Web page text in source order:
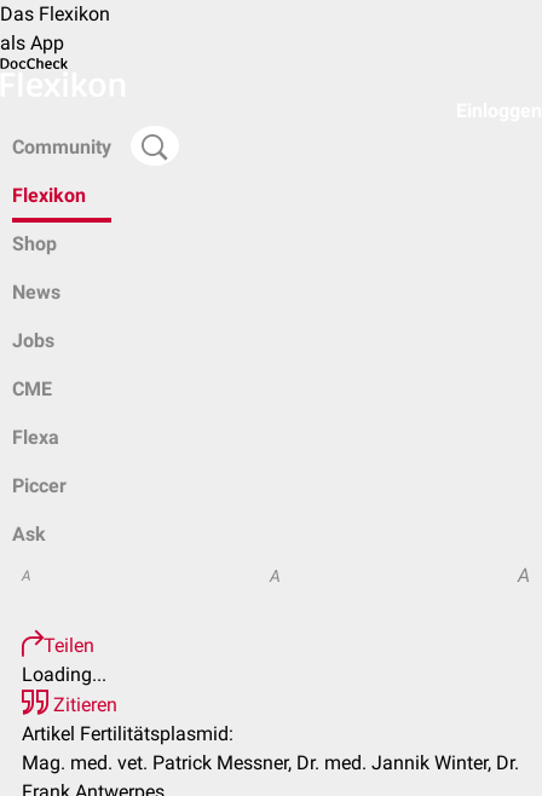
Das Flexikon
als App
Community
Flexikon
Shop
News
Jobs
CME
Flexa
Piccer
Ask
A A A
Teilen
Loading...
Zitieren
Artikel Fertilitätsplasmid:
Mag. med. vet. Patrick Messner, Dr. med. Jannik Winter, Dr.